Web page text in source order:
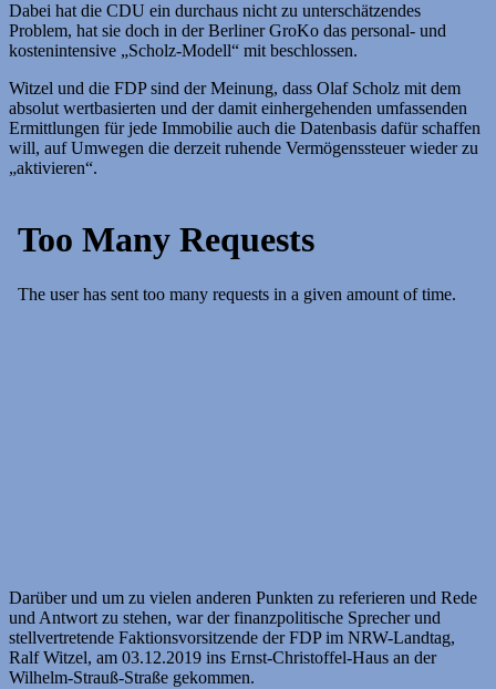
Dabei hat die CDU ein durchaus nicht zu unterschätzendes
Problem, hat sie doch in der Berliner GroKo das personal- und
kostenintensive „Scholz-Modell“ mit beschlossen.
Witzel und die FDP sind der Meinung, dass Olaf Scholz mit dem
absolut wertbasierten und der damit einhergehenden umfassenden
Ermittlungen für jede Immobilie auch die Datenbasis dafür schaffen
will, auf Umwegen die derzeit ruhende Vermögenssteuer wieder zu
„aktivieren“.
Darüber und um zu vielen anderen Punkten zu referieren und Rede
und Antwort zu stehen, war der finanzpolitische Sprecher und
stellvertretende Faktionsvorsitzende der FDP im NRW-Landtag,
Ralf Witzel, am 03.12.2019 ins Ernst-Christoffel-Haus an der
Wilhelm-Strauß-Straße gekommen.